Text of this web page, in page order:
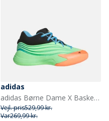
adidas
adidas Børne Dame X Basketballsko Lime Burgundy/Signal Coral/Blue Burst
Vejl. pris529,99 kr.
Var269,99 kr.